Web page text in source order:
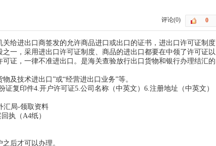
评论(0)
给进出口商签发的允许商品进口或出口的证书，进出口许可证制度
一，采用进出口许可证制度、商品的进出口都要在中领了许可证以
证，一律不准进出口。是海关查验放行出口货物和银行办理结汇的
及技术进出口”或“经营进出口业务”等。
证复印件4.开户许可证5.公司名称（中英文）6.注册地址（中英文）
汇局-领取资料
执（A4纸）
后才可以办理。